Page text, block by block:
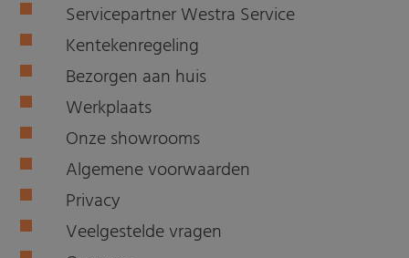
Servicepartner Westra Service
Kentekenregeling
Bezorgen aan huis
Werkplaats
Onze showrooms
Algemene voorwaarden
Privacy
Veelgestelde vragen